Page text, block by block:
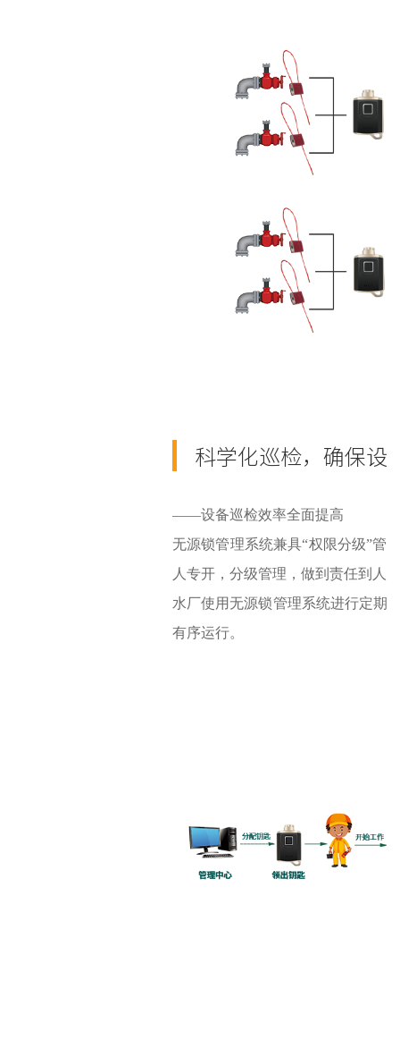
科学化巡检，确保设
——设备巡检效率全面提高
无源锁管理系统兼具“权限分级”管
人专开，分级管理，做到责任到人
水厂使用无源锁管理系统进行定期
有序运行。